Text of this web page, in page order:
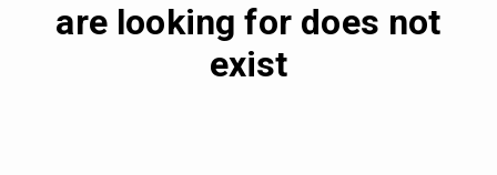
are looking for does not
exist